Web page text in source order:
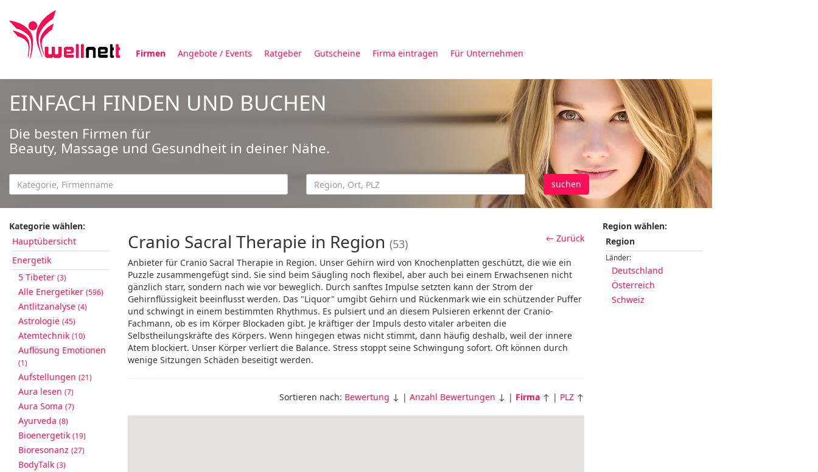
Firmen Angebote / Events Ratgeber Gutscheine Firma eintragen Für Unternehmen
EINFACH FINDEN UND BUCHEN
Die besten Firmen für
Beauty, Massage und Gesundheit in deiner Nähe.
suchen
Kategorie wählen:
Hauptübersicht
Energetik
5 Tibeter (3)
Alle Energetiker (596)
Antlitzanalyse (4)
Astrologie (45)
Atemtechnik (10)
Auflösung Emotionen
(1)
Aufstellungen (21)
Aura lesen (7)
Aura Soma (7)
Ayurveda (8)
Bioenergetik (19)
Bioresonanz (27)
BodyTalk (3)
← Zurück
Cranio Sacral Therapie in Region (53)
Anbieter für Cranio Sacral Therapie in Region. Unser Gehirn wird von Knochenplatten geschützt, die wie ein
Puzzle zusammengefügt sind. Sie sind beim Säugling noch flexibel, aber auch bei einem Erwachsenen nicht
gänzlich starr, sondern nach wie vor beweglich. Durch sanftes Impulse setzten kann der Strom der
Gehirnflüssigkeit beeinflusst werden. Das "Liquor" umgibt Gehirn und Rückenmark wie ein schützender Puffer
und schwingt in einem bestimmten Rhythmus. Es pulsiert und an diesem Pulsieren erkennt der Cranio-
Fachmann, ob es im Körper Blockaden gibt. Je kräftiger der Impuls desto vitaler arbeiten die
Selbstheilungskräfte des Körpers. Wenn hingegen etwas nicht stimmt, dann häufig deshalb, weil der innere
Atem blockiert. Unser Körper verliert die Balance. Stress stoppt seine Schwingung sofort. Oft können durch
wenige Sitzungen Schäden beseitigt werden.
Sortieren nach: Bewertung ↓ | Anzahl Bewertungen ↓ | Firma ↑ | PLZ ↑
Region wählen:
Region
Länder:
Deutschland
Österreich
Schweiz